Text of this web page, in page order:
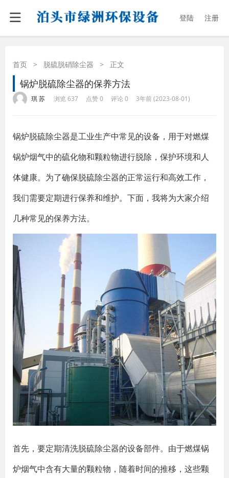
登陆 注册
首页 > 脱硫脱硝除尘器 > 正文
锅炉脱硫除尘器的保养方法
琪 苏 浏览 637 点赞 0 评论 0 3年前 (2023-08-01)
锅炉脱硫除尘器是工业生产中常见的设备，用于对燃煤
锅炉烟气中的硫化物和颗粒物进行脱除，保护环境和人
体健康。为了确保脱硫除尘器的正常运行和高效工作，
我们需要定期进行保养和维护。下面，我将为大家介绍
几种常见的保养方法。
首先，要定期清洗脱硫除尘器的设备部件。由于燃煤锅
炉烟气中含有大量的颗粒物，随着时间的推移，这些颗